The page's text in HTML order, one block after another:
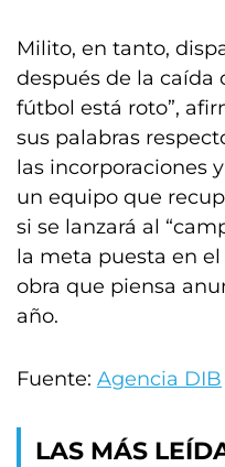
Milito, en tanto,
después de la caída
fútbol está roto”,
sus palabras
las incorporaciones
un equipo que
si se lanzará al
la meta puesta en
obra que piensa
año.
Fuente: Agencia DIB
LAS MÁS